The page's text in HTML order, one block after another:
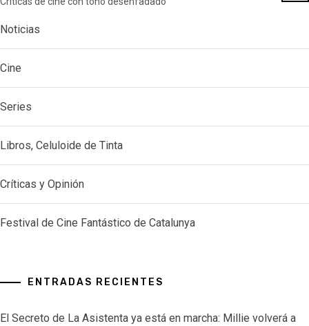
Noticias
Cine
Series
Libros, Celuloide de Tinta
Críticas y Opinión
Festival de Cine Fantástico de Catalunya
ENTRADAS RECIENTES
El Secreto de La Asistenta ya está en marcha: Millie volverá a